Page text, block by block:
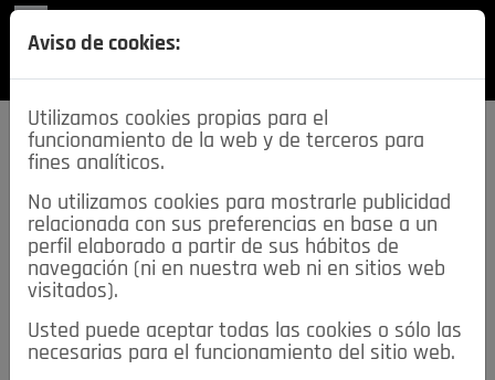
SECCIONES
descarga esta
REVISTA
≡NOTICIAS
Aviso de cookies:
Utilizamos cookies propias para el
funcionamiento de la web y de terceros para
fines analíticos.
No utilizamos cookies para mostrarle publicidad
relacionada con sus preferencias en base a un
perfil elaborado a partir de sus hábitos de
navegación (ni en nuestra web ni en sitios web
visitados).
Usted puede aceptar todas las cookies o sólo las
necesarias para el funcionamiento del sitio web.